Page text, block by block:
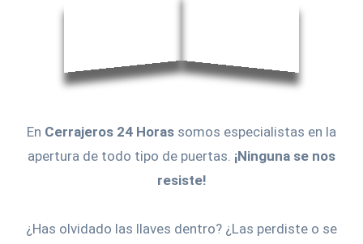
En Cerrajeros 24 Horas somos especialistas en la
apertura de todo tipo de puertas. ¡Ninguna se nos
resiste!
¿Has olvidado las llaves dentro? ¿Las perdiste o se